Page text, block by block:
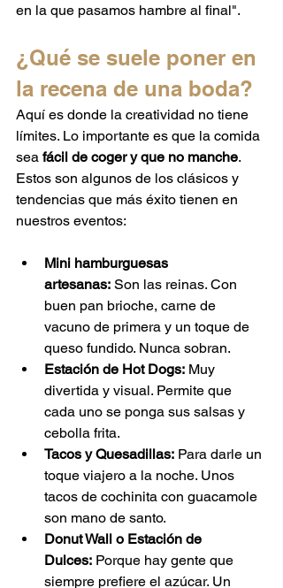
en la que pasamos hambre al final".
¿Qué se suele poner en
la recena de una boda?
Aquí es donde la creatividad no tiene
límites. Lo importante es que la comida
sea fácil de coger y que no manche.
Estos son algunos de los clásicos y
tendencias que más éxito tienen en
nuestros eventos:
Mini hamburguesas
artesanas: Son las reinas. Con
buen pan brioche, carne de
vacuno de primera y un toque de
queso fundido. Nunca sobran.
Estación de Hot Dogs: Muy
divertida y visual. Permite que
cada uno se ponga sus salsas y
cebolla frita.
Tacos y Quesadillas: Para darle un
toque viajero a la noche. Unos
tacos de cochinita con guacamole
son mano de santo.
Donut Wall o Estación de
Dulces: Porque hay gente que
siempre prefiere el azúcar. Un